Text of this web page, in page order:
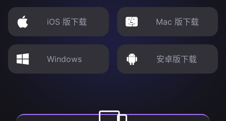
iOS 版下载 Mac 版下载
Windows 安卓版下载